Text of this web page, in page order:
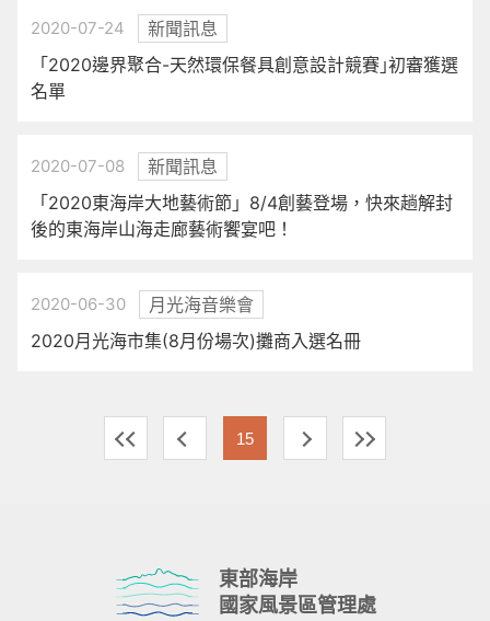
2020-07-24
新聞訊息
「2020邊界聚合-天然環保餐具創意設計競賽｣初審獲選
名單
2020-07-08
新聞訊息
「2020東海岸大地藝術節」8/4創藝登場，快來趟解封
後的東海岸山海走廊藝術饗宴吧！
2020-06-30
月光海音樂會
2020月光海市集(8月份場次)攤商入選名冊
15
東部海岸
國家風景區管理處